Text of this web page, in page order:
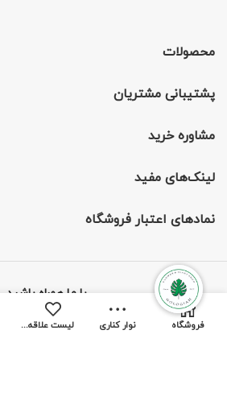
محصولات
پشتیبانی مشتریان
مشاوره خرید
لینک‌های مفید
نمادهای اعتبار فروشگاه
با ما همراه باشید
فروشگاه نوار کناری لیست علاقه مندی ها